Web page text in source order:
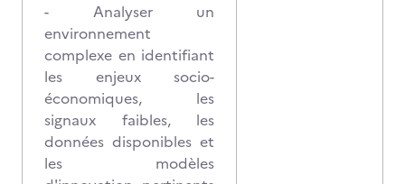
- Analyser un
environnement
complexe en identifiant
les enjeux socio-
économiques, les
signaux faibles, les
données disponibles et
les modèles